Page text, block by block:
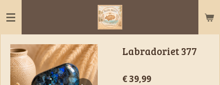
direct
naar
de
hoofdinhoud
Labradoriet 377
€ 39,99